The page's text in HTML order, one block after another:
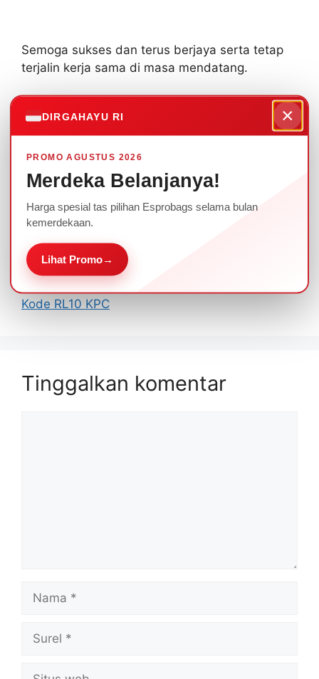
Semoga sukses dan terus berjaya serta tetap
terjalin kerja sama di masa mendatang.
Esprobags juga menerima bermacam Pesanan
Tas Medis, Tas Ransel, Tas Laptop, Tas
Seminar, Tas Kerja, Tas Souvenir, Topi.
Konsultasi dan pemesanan hubungi
081333224799 , 087754190888
Kategori
Pemesanan
Koleksi Tas Ransel Sekolah Promosi
Perlengkapan Sekolah
Pemesanan Tas Ransel Laptop Exclusive
Kode RL10 KPC
Tinggalkan komentar
Nama
Surel
Situs
DIRGAHAYU RI ×
PROMO AGUSTUS 2026
Merdeka Belanjanya!
Harga spesial tas pilihan Esprobags selama bulan
kemerdekaan.
Lihat Promo→